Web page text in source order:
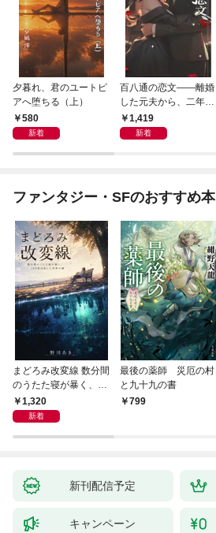
夕暮れ、君のユートピ
アへ堕ちる（上）
580
新着
百八通の恋文――離婚
した元夫から、二年遅
れの愛が届きました
1,419
新着
ファンタジー・SFのおすすめ本
まどろみ改変線 数分間
のうたた寝が暴く、18
0度反転した世界の謎
1,320
新着
最後の薬師 災厄の村
と九十九の書
799
新刊配信予定
キャンペーン